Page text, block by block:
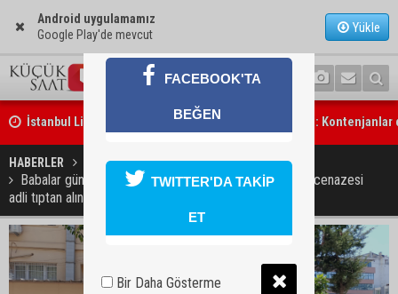
Android uygulamamız
Google Play'de mevcut
Yükle
İstanbul Lider Kolejleri Adana Kampüsü’ne yoğun ilgi: Kontenjanlar
üzere
Göçükte hayatını kaybeden işçinin cenazesi ailesine teslim edildi
HABERLER YAŞAM
Babalar gününde hayatını kaybeden baba ve kızlarının cenazesi
adli tıptan alındı
FACEBOOK'TA
BEĞEN
TWITTER'DA TAKİP
ET
Bir Daha Gösterme